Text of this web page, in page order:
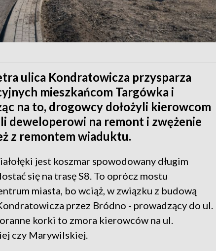
ulica Kondratowicza przysparza
mieszkańcom Targówka i
na to, drogowcy dołożyli kierowcom
deweloperowi na remont i zwężenie
z remontem wiaduktu.
jest koszmar spowodowany długim
się na trasę S8. To oprócz mostu
miasta, bo wciąż, w związku z budową
przez Bródno - prowadzący do ul.
korki to zmora kierowców na ul.
czy Marywilskiej.